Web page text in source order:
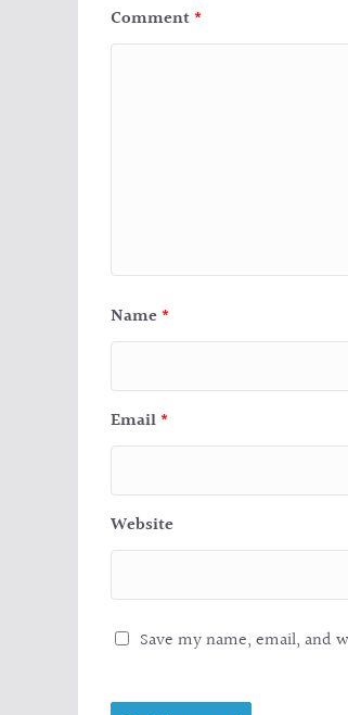
Comment *
Name *
Email *
Website
Save my name, email,